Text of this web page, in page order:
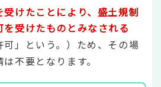
受けたことにより、盛土規制
受けたものとみなされる
可」という。）ため、その場
不要となります。